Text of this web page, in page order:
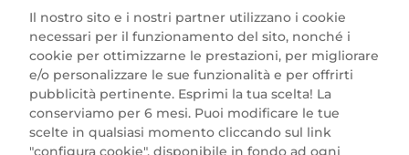
Marionnaud Parfumeries Italia S.r.l.
Largo Fiera Milano 5, 20017 Rho (MI)
REA Milano 1650024 con P.IVA 13425220152.
SCARICA LA NOSTRA APP
Il nostro sito e i nostri partner utilizzano i cookie
necessari per il funzionamento del sito, nonché i
cookie per ottimizzarne le prestazioni, per migliorare
e/o personalizzare le sue funzionalità e per offrirti
pubblicità pertinente. Esprimi la tua scelta! La
conserviamo per 6 mesi. Puoi modificare le tue
scelte in qualsiasi momento cliccando sul link
"configura cookie", disponibile in fondo ad ogni